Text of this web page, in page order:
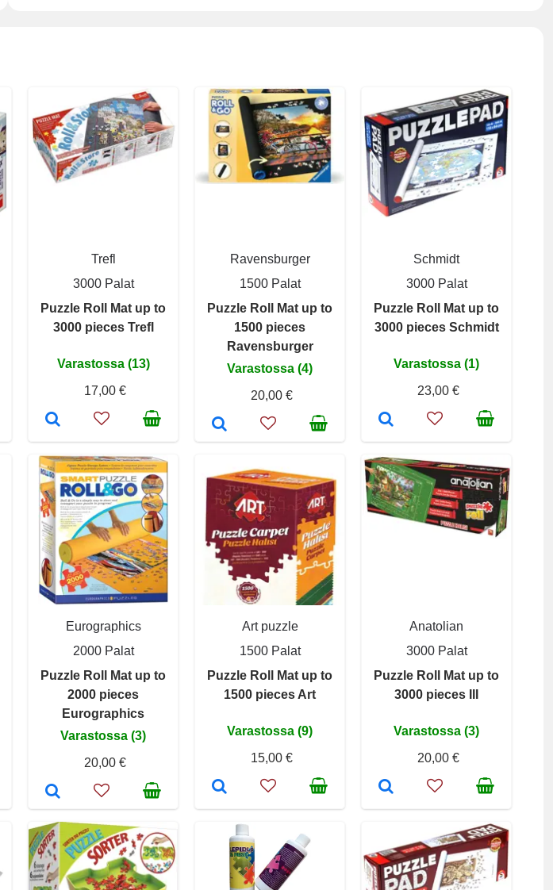
Trefl
3000 Palat
Puzzle Roll Mat up to
3000 pieces Trefl
Varastossa (13)
17,00 €
Ravensburger
1500 Palat
Puzzle Roll Mat up to
1500 pieces
Ravensburger
Varastossa (4)
20,00 €
Schmidt
3000 Palat
Puzzle Roll Mat up to
3000 pieces Schmidt
Varastossa (1)
23,00 €
Eurographics
2000 Palat
Puzzle Roll Mat up to
2000 pieces
Eurographics
Varastossa (3)
20,00 €
Art puzzle
1500 Palat
Puzzle Roll Mat up to
1500 pieces Art
Varastossa (9)
15,00 €
Anatolian
3000 Palat
Puzzle Roll Mat up to
3000 pieces III
Varastossa (3)
20,00 €